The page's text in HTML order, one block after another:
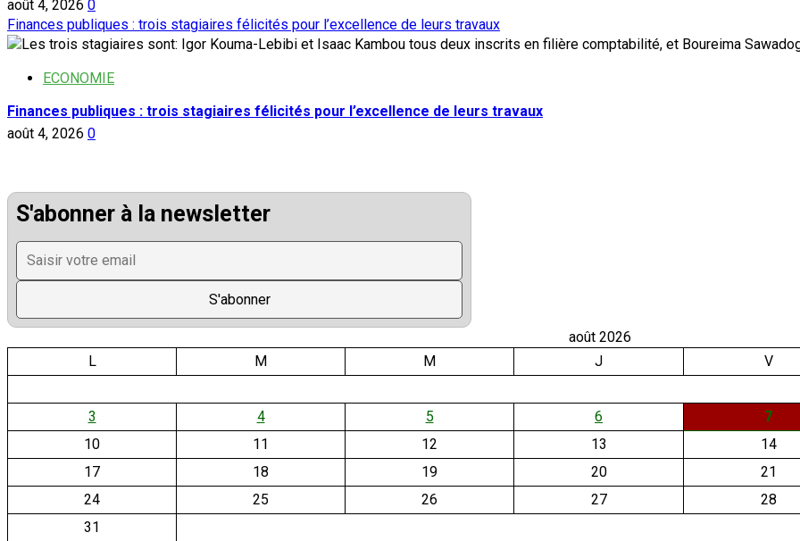
août 4, 2026 0
Finances publiques : trois stagiaires félicités pour l’excellence de leurs travaux
ECONOMIE
Finances publiques : trois stagiaires félicités pour l’excellence de leurs travaux
août 4, 2026 0
S'abonner à la newsletter
août 2026
L
M M J V
3 4 5 6
7
10
11 12 13
14
17
18 19 20
21
24
25 26 27
28
31